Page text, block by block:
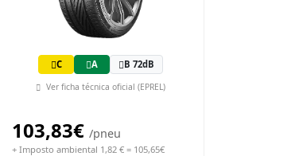
C A B 72dB
Ver ficha técnica oficial (EPREL)
103,83€ /pneu
+ Imposto ambiental 1,82 € = 105,65€